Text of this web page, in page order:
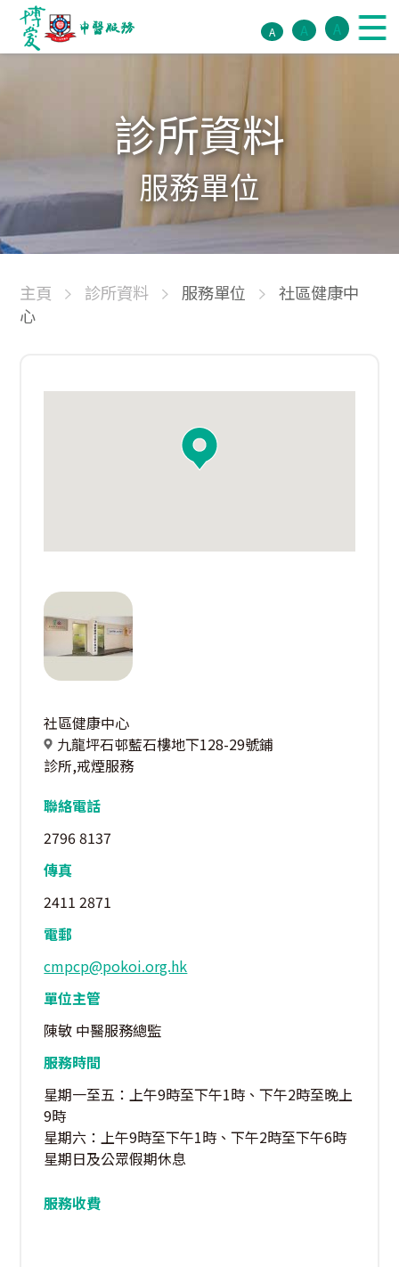
A A A
診所資料
服務單位
主頁 診所資料 服務單位
社區健康中
心
社區健康中心
九龍坪石邨藍石樓地下128-29號鋪
診所,戒煙服務
聯絡電話
2796 8137
傳真
2411 2871
電郵
cmpcp@pokoi.org.hk
單位主管
陳敏 中醫服務總監
服務時間
星期一至五：上午9時至下午1時、下午2時至晚上
9時
星期六：上午9時至下午1時、下午2時至下午6時
星期日及公眾假期休息
服務收費